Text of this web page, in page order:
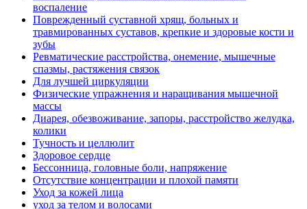
воспаление
Поврежденный суставной хрящ, больных и
травмированных суставов, крепкие и здоровые кости и
зубы
Ревматические расстройства, онемение, мышечные
спазмы, растяжения связок
Для лучшей циркуляции
Физические упражнения и наращивания мышечной
массы
Диарея, обезвоживание, запоры, расстройство желудка,
колики
Тучность и целлюлит
Здоровое сердце
Бессонница, головные боли, напряжение
Отсутствие концентрации и плохой памяти
Уход за кожей лица
уход за телом и волосами